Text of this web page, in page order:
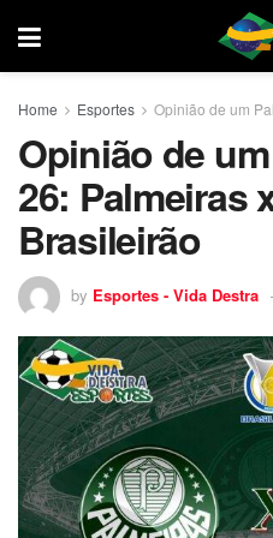
Home Esportes Opinião de um
Opinião de
26: Palmeiras
Brasileirão
by Esportes - Vida Destra